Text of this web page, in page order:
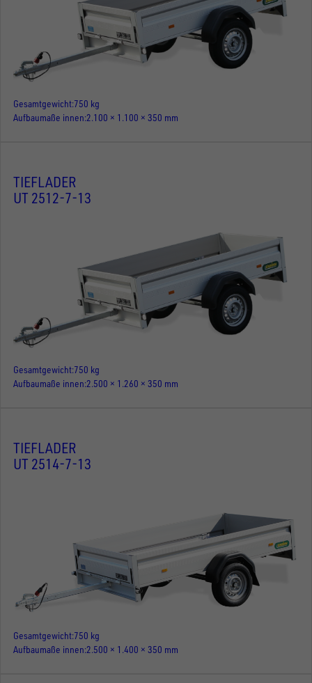
Gesamtgewicht 750 kg
Aufbaumaße innen 2.100 × 1.100 × 350 mm
TIEFLADER
UT 2512-7-13
Gesamtgewicht 750 kg
Aufbaumaße innen 2.500 × 1.260 × 350 mm
TIEFLADER
UT 2514-7-13
Gesamtgewicht 750 kg
Aufbaumaße innen 2.500 × 1.400 × 350 mm